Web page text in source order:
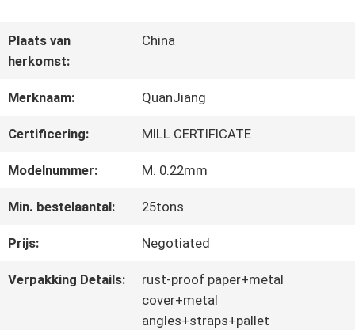
VIDEO'S
OVER
ONS
KWALITEITSCONTROLE
CONTACTEER
Plaats van
herkomst:
China
Merknaam: QuanJiang
Certificering: MILL CERTIFICATE
Modelnummer: M. 0.22mm
Min. bestelaantal: 25tons
Prijs: Negotiated
Verpakking Details:
rust-proof paper+metal
cover+metal
angles+straps+pallet